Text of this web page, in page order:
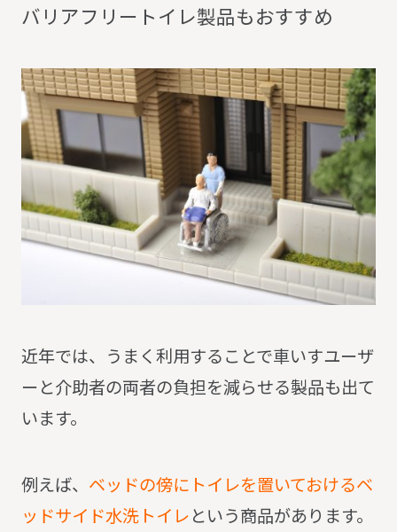
バリ アフ リ ー トイ レ製品もおすすめ
近年では、うまく利用することで車いすユーザ
ーと介助者の両者の負担を減らせる製品も出て
います。
例えば、 ベッドの傍にトイレを置いておけるベ
ッドサイド水洗トイレという商品があります。